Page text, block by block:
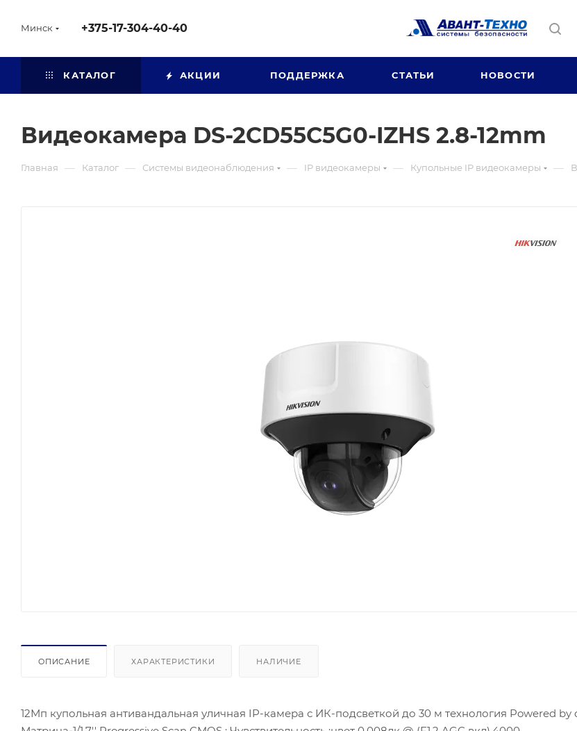
Минск +375-17-304-40-40
КАТАЛОГ АКЦИИ ПОДДЕРЖКА СТАТЬИ НОВОСТИ
Видеокамера DS-2CD55C5G0-IZHS 2.8-12mm
Главная — Каталог — Системы видеонаблюдения — IP видеокамеры — Купольные IP видеокамеры —
ОПИСАНИЕ ХАРАКТЕРИСТИКИ НАЛИЧИЕ
12Мп купольная антивандальная уличная IP-камера с ИК-подсветкой до 30 м технология Powered